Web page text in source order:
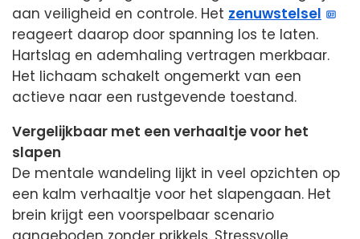
aan veiligheid en controle. Het zenuwstelsel
reageert daarop door spanning los te laten.
Hartslag en ademhaling vertragen merkbaar.
Het lichaam schakelt ongemerkt van een
actieve naar een rustgevende toestand.
Vergelijkbaar met een verhaaltje voor het
slapen
De mentale wandeling lijkt in veel opzichten op
een kalm verhaaltje voor het slapengaan. Het
brein krijgt een voorspelbaar scenario